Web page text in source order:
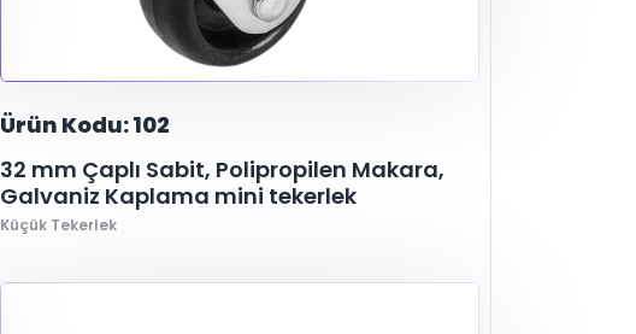
Ürün Kodu: 102
32 mm Çaplı Sabit, Polipropilen Makara,
Galvaniz Kaplama mini tekerlek
Küçük Tekerlek